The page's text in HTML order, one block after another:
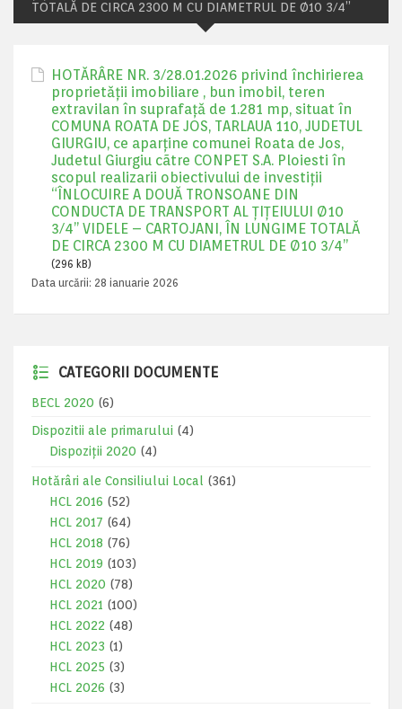
TOTALĂ DE CIRCA 2300 M CU DIAMETRUL DE Ø10 3/4’’
HOTĂRÂRE NR. 3/28.01.2026 privind închirierea
proprietății imobiliare , bun imobil, teren
extravilan în suprafață de 1.281 mp, situat în
COMUNA ROATA DE JOS, TARLAUA 110, JUDETUL
GIURGIU, ce aparține comunei Roata de Jos,
Judetul Giurgiu cãtre CONPET S.A. Ploiesti în
scopul realizarii obiectivului de investiţii
“ÎNLOCUIRE A DOUĂ TRONSOANE DIN
CONDUCTA DE TRANSPORT AL ȚIȚEIULUI Ø10
3/4’’ VIDELE – CARTOJANI, ÎN LUNGIME TOTALĂ
DE CIRCA 2300 M CU DIAMETRUL DE Ø10 3/4’’
(296 kB)
Data urcării: 28 ianuarie 2026
CATEGORII DOCUMENTE
BECL 2020 (6)
Dispozitii ale primarului (4)
Dispoziții 2020 (4)
Hotărâri ale Consiliului Local
(361)
HCL 2016 (52)
HCL 2017 (64)
HCL 2018 (76)
HCL 2019 (103)
HCL 2020 (78)
HCL 2021 (100)
HCL 2022 (48)
HCL 2023 (1)
HCL 2025 (3)
HCL 2026 (3)